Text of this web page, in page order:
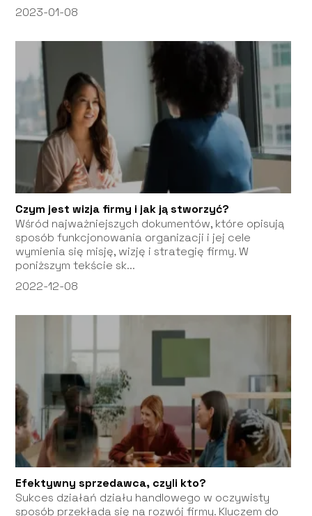
2023-01-08
Czym jest wizja firmy i jak ją stworzyć?
Wśród najważniejszych dokumentów, które opisują
sposób funkcjonowania organizacji i jej cele
wymienia się misję, wizję i strategię firmy. W
poniższym tekście sk...
2022-12-08
Efektywny sprzedawca, czyli kto?
Sukces działań działu handlowego w oczywisty
sposób przekłada się na rozwój firmy. Kluczem do